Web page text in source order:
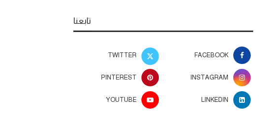
تابعنا
FACEBOOK
TWITTER
INSTAGRAM
PINTEREST
LINKEDIN
YOUTUBE